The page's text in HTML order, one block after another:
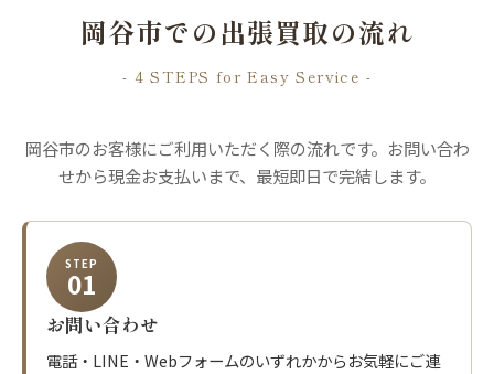
岡谷市での出張買取の流れ
- 4 STEPS for Easy Service -
岡谷市のお客様にご利用いただく際の流れです。お問い合わ
せから現金お支払いまで、最短即日で完結します。
STEP
01
お問い合わせ
電話・LINE・Webフォームのいずれかからお気軽にご連